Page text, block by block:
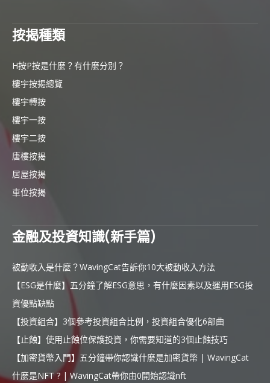
按揭種類
H按P按是什麼？有什麼分別？
樓宇按揭總覽
樓宇轉按
樓宇一按
樓宇二按
唐樓按揭
居屋按揭
車位按揭
金融及投資知識(新手篇)
被動收入是什麼？WavingCat告訴你10大被動收入方法
【ESG是什麼】五分鐘了解ESG意思，有什麼因素以及運用ESG投
資優點缺點
【投資組合】3個參考投資組合比例，投資組合優化6部曲
【止蝕】使用止蝕位保護投資，你需要知道的3個止蝕技巧
【加密貨幣入門】五分鐘帶你認識什麼是加密貨幣 | WavingCat
什麼是NFT ? | WavingCat帶你由0開始認識nft